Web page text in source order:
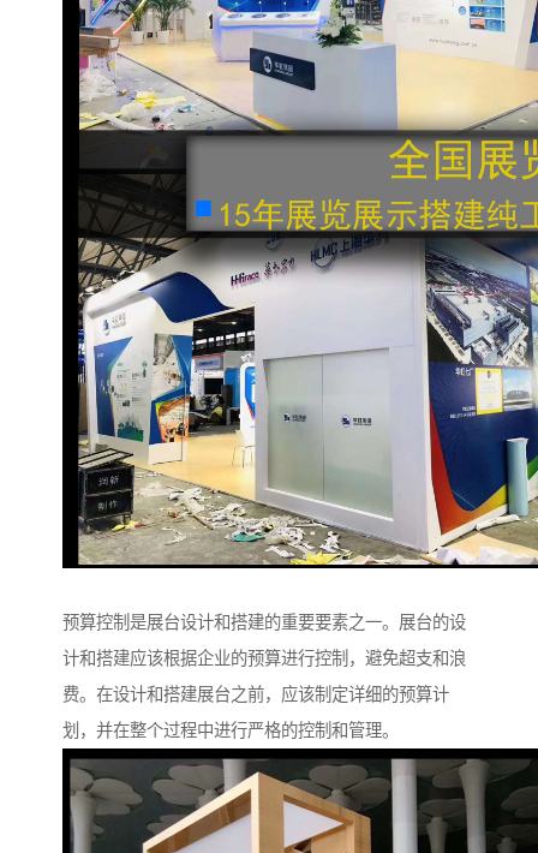
预算控制是展台设计和搭建的重要要素之一。展台的设
计和搭建应该根据企业的预算进行控制，避免超支和浪
费。在设计和搭建展台之前，应该制定详细的预算计
划，并在整个过程中进行严格的控制和管理。